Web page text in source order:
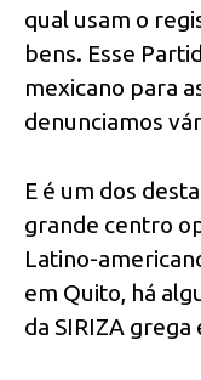
qual usam o
bens. Esse
mexicano para
denunciamos
E é um dos
grande centro
Latino-
em Quito, há
da SIRIZA grega